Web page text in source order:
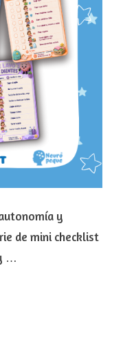
y
de mini checklist
…